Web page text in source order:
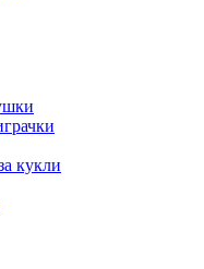
кукли